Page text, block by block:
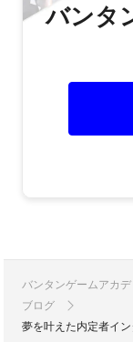
バンタ
バンタンゲームアカ
ブログ
夢を叶えた内定者イ